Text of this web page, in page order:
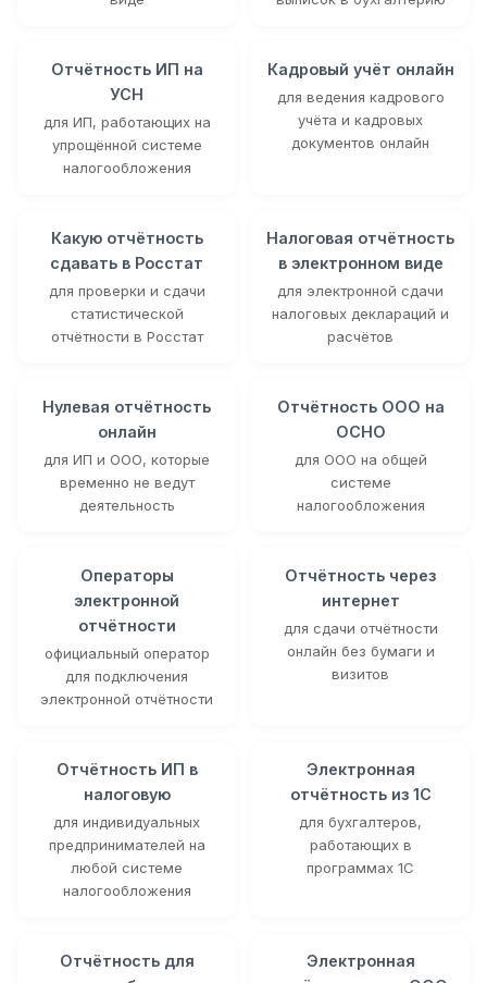
Отчётность ИП на
УСН
для ИП, работающих на
упрощённой системе
налогообложения
Кадровый учёт онлайн
для ведения кадрового
учёта и кадровых
документов онлайн
Какую отчётность
сдавать в Росстат
для проверки и сдачи
статистической
отчётности в Росстат
Налоговая отчётность
в электронном виде
для электронной сдачи
налоговых деклараций и
расчётов
Нулевая отчётность
онлайн
для ИП и ООО, которые
временно не ведут
деятельность
Отчётность ООО на
ОСНО
для ООО на общей
системе
налогообложения
Операторы
электронной
отчётности
официальный оператор
для подключения
электронной отчётности
Отчётность через
интернет
для сдачи отчётности
онлайн без бумаги и
визитов
Отчётность ИП в
налоговую
для индивидуальных
предпринимателей на
любой системе
налогообложения
Электронная
отчётность из 1С
для бухгалтеров,
работающих в
программах 1С
Отчётность для
Электронная